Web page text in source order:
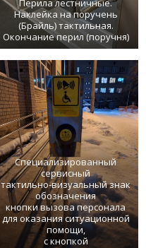
Наклейка на поручень
(Брайль) тактильная.
Окончание перил (поручня)
Специализированный
сервисный
тактильно-визуальный знак
обозначения
кнопки вызова персонала
для оказания ситуационной
помощи,
с кнопкой